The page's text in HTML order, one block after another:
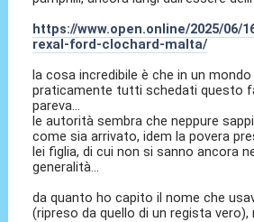
https://www.open.online/2025/06/
rexal-ford-clochard-malta/
la cosa incredibile è che in un
praticamente tutti schedati questo
pareva...
le autorità sembra che neppure
come sia arrivato, idem la povera
lei figlia, di cui non si sanno ancora
generalità...
da quanto ho capito il nome che
(ripreso da quello di un regista vero),